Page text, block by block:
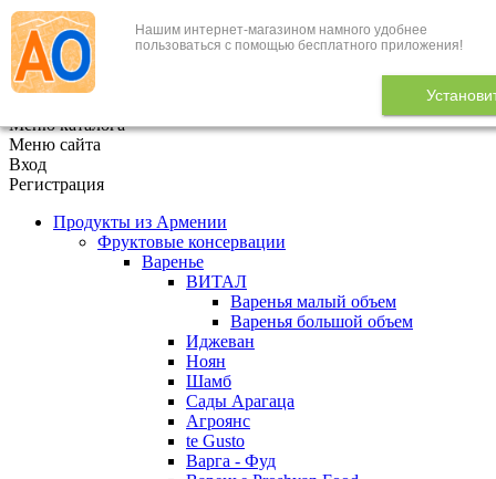
Нашим интернет-магазином намного удобнее
пользоваться с помощью бесплатного приложения!
+7 (495) 646-888-1
В корзине 0
Меню каталога
Меню сайта
Вход
Регистрация
Продукты из Армении
Фруктовые консервации
Варенье
ВИТАЛ
Варенья малый объем
Варенья большой объем
Иджеван
Ноян
Шамб
Сады Арагаца
Агроянс
te Gusto
Варга - Фуд